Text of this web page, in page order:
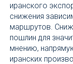
иранского
снижения
маршрутов.
пошлин для
мнению,
иранских